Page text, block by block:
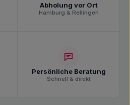
Abholung vor Ort
Hamburg & Rellingen
Persönliche Beratung
Schnell & direkt